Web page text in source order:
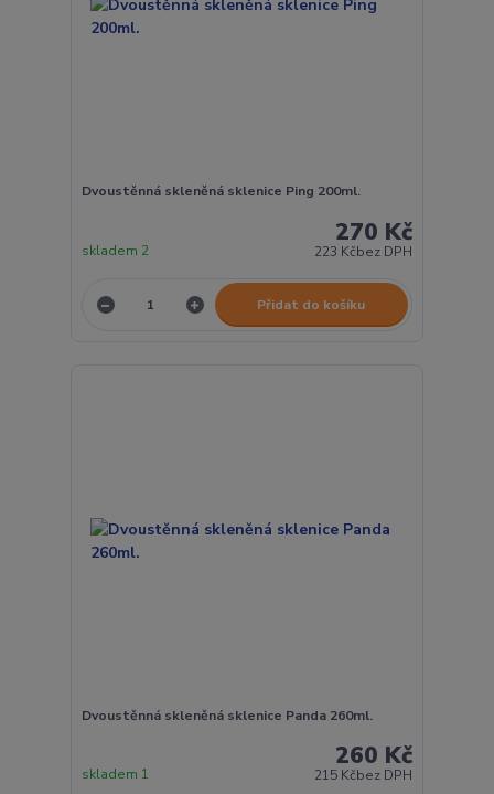
Dvoustěnná skleněná sklenice Ping 200ml.
270 Kč
223 Kčbez DPH
skladem 2
Přidat do košíku
Dvoustěnná skleněná sklenice Panda 260ml.
260 Kč
215 Kčbez DPH
skladem 1